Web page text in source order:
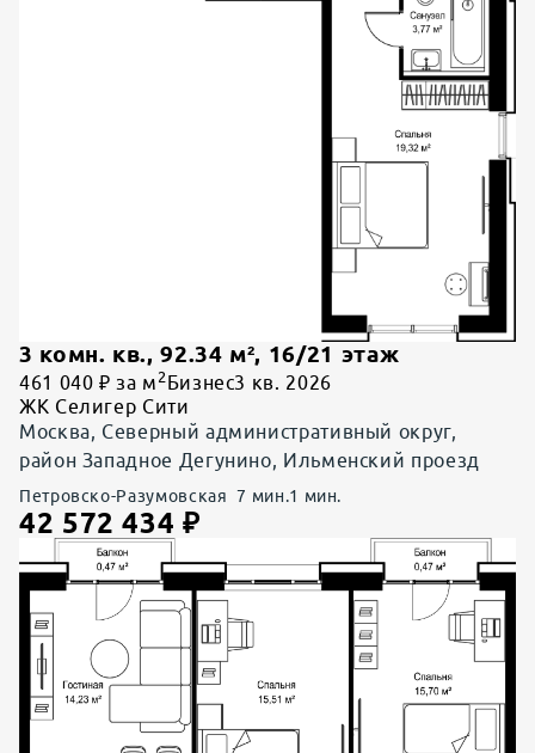
3 комн. кв., 92.34 м², 16/21 этаж
461 040 ₽ за м 2 Бизнес3 кв. 2026
ЖК Селигер Сити
Москва, Северный административный округ,
район Западное Дегунино, Ильменский проезд
Петровско-Разумовская 7 мин.1 мин.
42 572 434 ₽